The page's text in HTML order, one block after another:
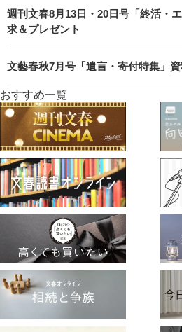
週刊文春8月13日・20日号「終活・
求＆プレゼント
文藝春秋7月号「遺言・寄付特集」
おすすめ一覧